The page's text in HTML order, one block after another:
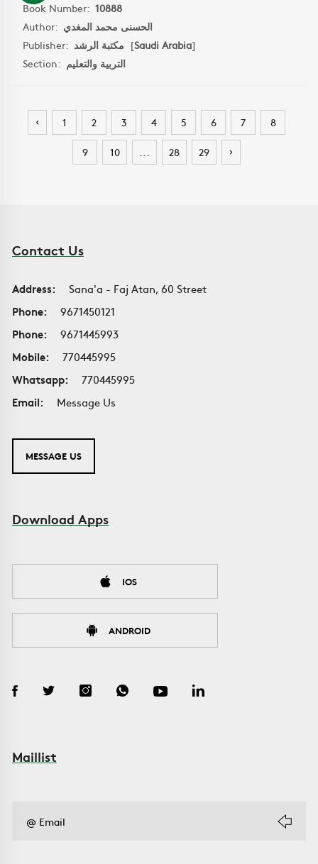
Book Number: 10888
Author: الحسنى محمد المغدي
Publisher: مكتبة الرشد [Saudi Arabia]
Section: التربية والتعليم
‹ 1 2 3 4 5 6 7 8
9 10 ... 28 29 ›
Contact Us
Address:
Sana'a - Faj Atan, 60 Street
Phone:
9671450121
Phone:
9671445993
Mobile:
770445995
Whatsapp:
770445995
Email:
Message Us
MESSAGE US
Download Apps
IOS
ANDROID
Maillist